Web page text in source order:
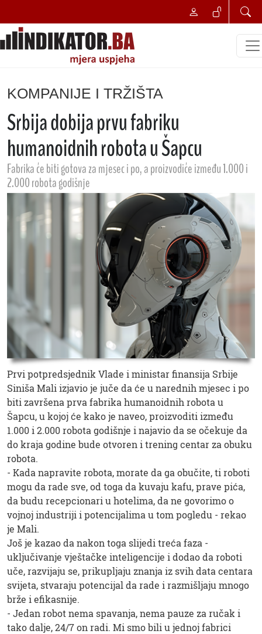
KOMPANIJE I TRŽIŠTA
Srbija dobija prvu fabriku
humanoidnih robota u Šapcu
Fabrika će biti gotova za mjesec i po, a proizvodiće između 1.000 i
2.000 robota godišnje
Prvi potpredsjednik Vlade i ministar finansija Srbije
Siniša Mali izjavio je juče da će u narednih mjesec i po
biti završena prva fabrika humanoidnih robota u
Šapcu, u kojoj će kako je naveo, proizvoditi između
1.000 i 2.000 robota godišnje i najavio da se očekuje da
do kraja godine bude otvoren i trening centar za obuku
robota.
- Kada napravite robota, morate da ga obučite, ti roboti
mogu da rade sve, od toga da kuvaju kafu, prave pića,
da budu recepcionari u hotelima, da ne govorimo o
vojnoj industriji i potencijalima u tom pogledu - rekao
je Mali.
Još je kazao da nakon toga slijedi treća faza -
uključivanje vještačke inteligencije i dodao da roboti
uče, razvijaju se, prikupljaju znanja iz svih data centara
svijeta, stvaraju potencijal da rade i razmišljaju mnogo
brže i efikasnije.
- Jedan robot nema spavanja, nema pauze za ručak i
tako dalje, 24/7 on radi. Mi smo bili u jednoj fabrici